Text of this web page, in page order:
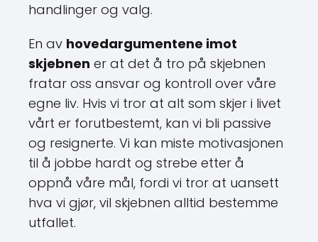
handlinger og valg.
En av hovedargumentene imot
skjebnen er at det å tro på skjebnen
fratar oss ansvar og kontroll over våre
egne liv. Hvis vi tror at alt som skjer i livet
vårt er forutbestemt, kan vi bli passive
og resignerte. Vi kan miste motivasjonen
til å jobbe hardt og strebe etter å
oppnå våre mål, fordi vi tror at uansett
hva vi gjør, vil skjebnen alltid bestemme
utfallet.